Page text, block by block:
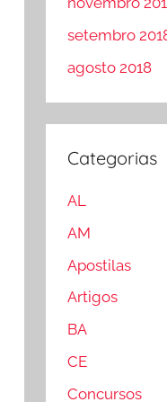
setembro
agosto 2018
Categorias
AL
AM
Apostilas
Artigos
BA
CE
Concursos